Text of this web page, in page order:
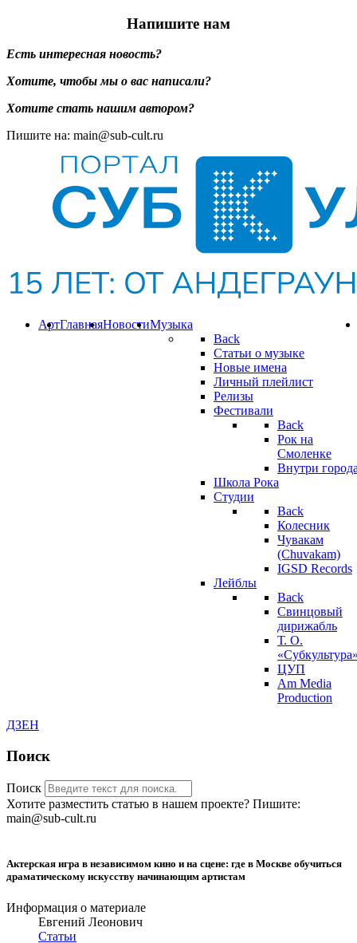
Напишите нам
Есть интересная новость?
Хотите, чтобы мы о вас написали?
Хотите стать нашим автором?
Пишите на: main@sub-cult.ru
Музыка
Back
Статьи о музыке
Новые имена
Личный плейлист
Релизы
Фестивали
Back
Рок на
Смоленке
Внутри
Школа Рока
Студии
Back
Колесник
Чувакам
(Chuvakam)
IGSD Records
Лейблы
Back
Свинцовый
дирижабль
Т. О.
ЦУП
Am Media
Production
Новости
Главная
Арт
ДЗЕН
Поиск
Поиск
Хотите разместить статью в нашем проекте? Пишите:
main@sub-cult.ru
Актерская игра в независимом кино и на сцене: где в Москве обучиться
драматическому искусству начинающим артистам
Информация о материале
Евгений Леонович
Статьи